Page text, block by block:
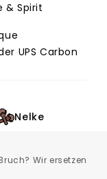
& Spirit
UPS Carbon
Nelke
Wir ersetzen